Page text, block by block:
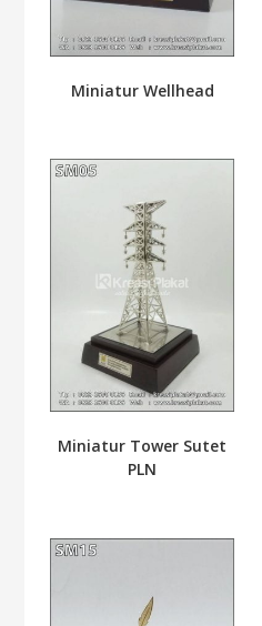
Miniatur Wellhead
Miniatur Tower Sutet
PLN